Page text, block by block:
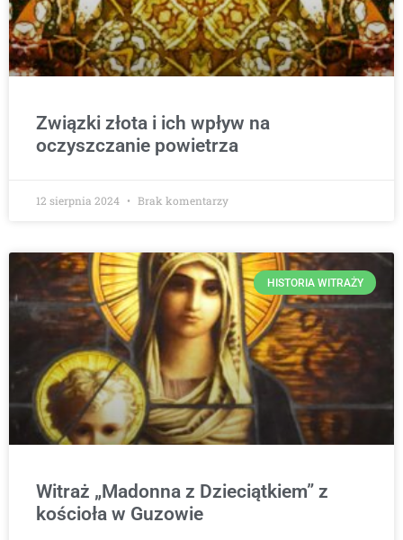
Związki złota i ich wpływ na
oczyszczanie powietrza
12 sierpnia 2024 Brak komentarzy
HISTORIA WITRAŻY
Witraż „Madonna z Dzieciątkiem” z
kościoła w Guzowie